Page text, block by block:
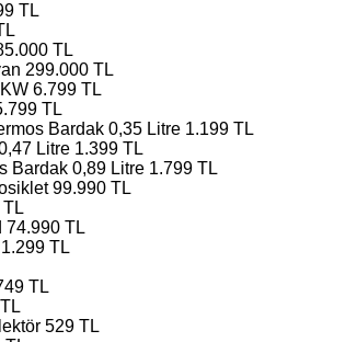
TL
TL
299.000 TL
6.799 TL
TL
Bardak 0,35 Litre 1.199 TL
Litre 1.399 TL
Bardak 0,89 Litre 1.799 TL
99.990 TL
74.990 TL
TL
TL
529 TL